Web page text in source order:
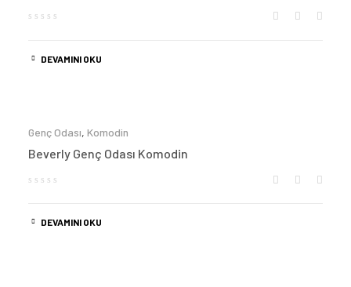
DEVAMINI OKU
Genç Odası, Komodin
Beverly Genç Odası Komodin
DEVAMINI OKU